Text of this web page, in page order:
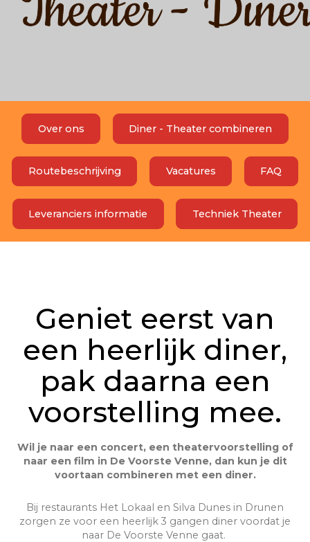
Over ons Diner - Theater combineren
Routebeschrijving Vacatures FAQ
Leveranciers informatie Techniek Theater
Geniet eerst van
een heerlijk diner,
pak daarna een
voorstelling mee.
Wil je naar een concert, een theatervoorstelling of
naar een film in De Voorste Venne, dan kun je dit
voortaan combineren met een diner.
Bij restaurants Het Lokaal en Silva Dunes in Drunen
zorgen ze voor een heerlijk 3 gangen diner voordat je
naar De Voorste Venne gaat.